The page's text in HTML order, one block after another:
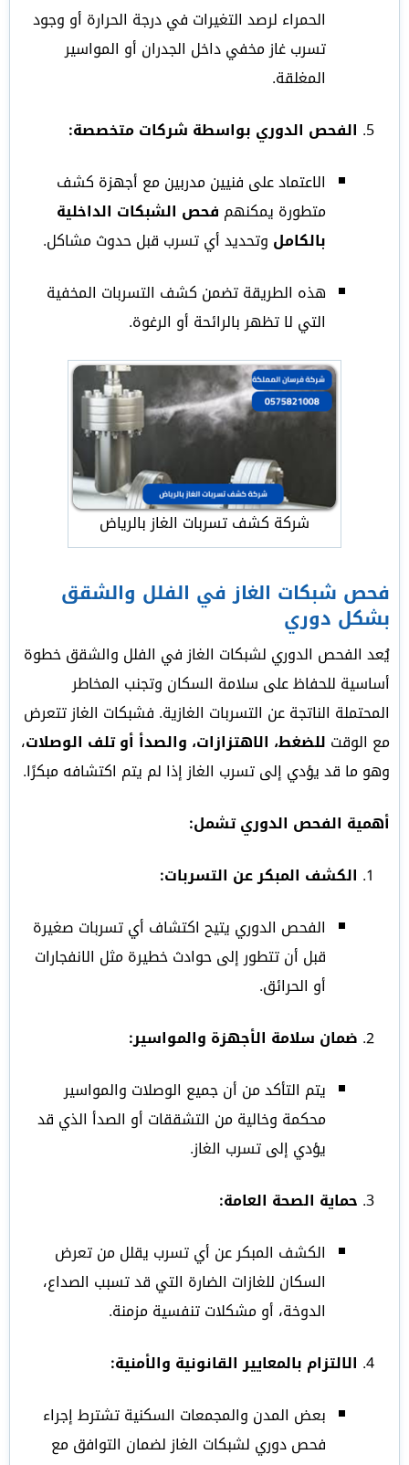
الحمراء لرصد التغيرات في درجة الحرارة أو وجود
تسرب غاز مخفي داخل الجدران أو المواسير
المغلقة.
الفحص الدوري بواسطة شركات متخصصة:
الاعتماد على فنيين مدربين مع أجهزة كشف
متطورة يمكنهم فحص الشبكات الداخلية
بالكامل وتحديد أي تسرب قبل حدوث مشاكل.
هذه الطريقة تضمن كشف التسربات المخفية
التي لا تظهر بالرائحة أو الرغوة.
شركة كشف تسربات الغاز بالرياض
فحص شبكات الغاز في الفلل والشقق
بشكل دوري
يُعد الفحص الدوري لشبكات الغاز في الفلل والشقق خطوة
أساسية للحفاظ على سلامة السكان وتجنب المخاطر
المحتملة الناتجة عن التسربات الغازية. فشبكات الغاز تتعرض
مع الوقت للضغط، الاهتزازات، والصدأ أو تلف الوصلات،
وهو ما قد يؤدي إلى تسرب الغاز إذا لم يتم اكتشافه مبكرًا.
أهمية الفحص الدوري تشمل:
الكشف المبكر عن التسربات:
الفحص الدوري يتيح اكتشاف أي تسربات صغيرة
قبل أن تتطور إلى حوادث خطيرة مثل الانفجارات
أو الحرائق.
ضمان سلامة الأجهزة والمواسير:
يتم التأكد من أن جميع الوصلات والمواسير
محكمة وخالية من التشققات أو الصدأ الذي قد
يؤدي إلى تسرب الغاز.
حماية الصحة العامة:
الكشف المبكر عن أي تسرب يقلل من تعرض
السكان للغازات الضارة التي قد تسبب الصداع،
الدوخة، أو مشكلات تنفسية مزمنة.
الالتزام بالمعايير القانونية والأمنية:
بعض المدن والمجمعات السكنية تشترط إجراء
فحص دوري لشبكات الغاز لضمان التوافق مع